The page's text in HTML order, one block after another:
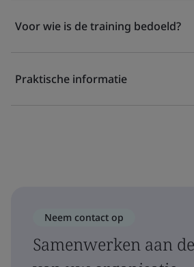
Voor wie is de training bedoeld?
Praktische informatie
Neem contact op
Samenwerken aan